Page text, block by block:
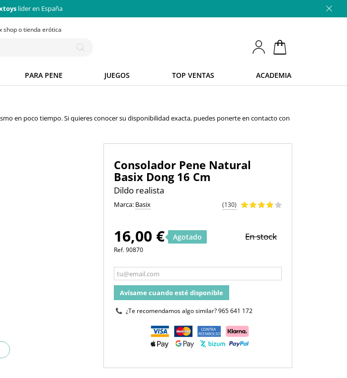
lider en España
shop o tienda erótica
PARA PENE JUEGOS TOP VENTAS ACADEMIA
en poco tiempo. Si quieres conocer su disponibilidad exacta, puedes ponerte en contacto con
Consolador Pene Natural
Basix Dong 16 Cm
Dildo realista
Marca: Basix (130)
16,00 € Agotado En stock
Ref.90870
Avísame cuando esté disponible
¿Te recomendamos algo similar?965 641 172